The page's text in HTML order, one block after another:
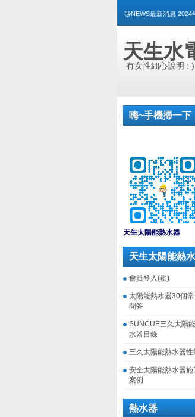
😘NEWS最新消息 2024
天生水
有女性細心說明 :
嗨~手機掃一下
天生太陽能熱水器
天生太陽能熱
會員登入(鎖)
太陽能熱水器30個
問答
SUNCUE三久太陽
水器目錄
三久太陽能熱水器性
安全太陽能熱水器施
案例
熱水器